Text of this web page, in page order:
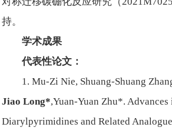
持。
学术成果
代表性论文：
1. Mu-Zi Nie, Shuang-Shuang
Jiao Long*,Yuan-Yuan Zhu*. Advances
Diarylpyrimidines and Related